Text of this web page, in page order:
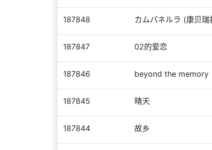
187848 カムパネルラ (康贝瑞
187847 02的爱恋
187846 beyond the memory
187845 晴天
187844 故乡